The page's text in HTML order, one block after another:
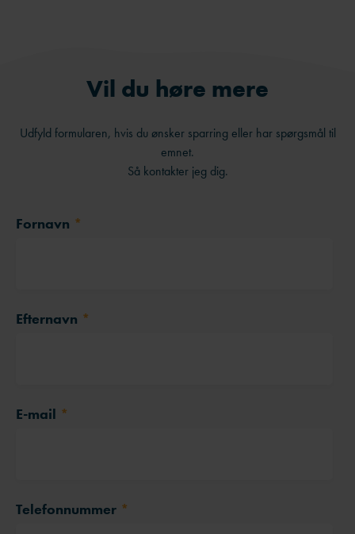
Vil du høre mere
Udfyld formularen, hvis du ønsker sparring eller har spørgsmål til
emnet.
Så kontakter jeg dig.
Fornavn *
Efternavn *
E-mail *
Telefonnummer *